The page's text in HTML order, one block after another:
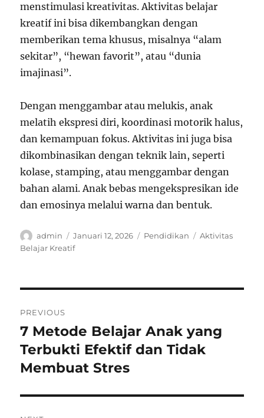
menstimulasi kreativitas. Aktivitas belajar
kreatif ini bisa dikembangkan dengan
memberikan tema khusus, misalnya “alam
sekitar”, “hewan favorit”, atau “dunia
imajinasi”.
Dengan menggambar atau melukis, anak
melatih ekspresi diri, koordinasi motorik halus,
dan kemampuan fokus. Aktivitas ini juga bisa
dikombinasikan dengan teknik lain, seperti
kolase, stamping, atau menggambar dengan
bahan alami. Anak bebas mengekspresikan ide
dan emosinya melalui warna dan bentuk.
Author
admin
Posted
on
Januari 12, 2026 Categories
Pendidikan Tags
Aktivitas
Belajar Kreatif
pos
PREVIOUS
Previous
post:
7 Metode Belajar Anak yang
Terbukti Efektif dan Tidak
Membuat Stres